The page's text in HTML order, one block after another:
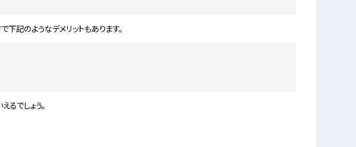
記のようなデメリットもあります。
でしょう。